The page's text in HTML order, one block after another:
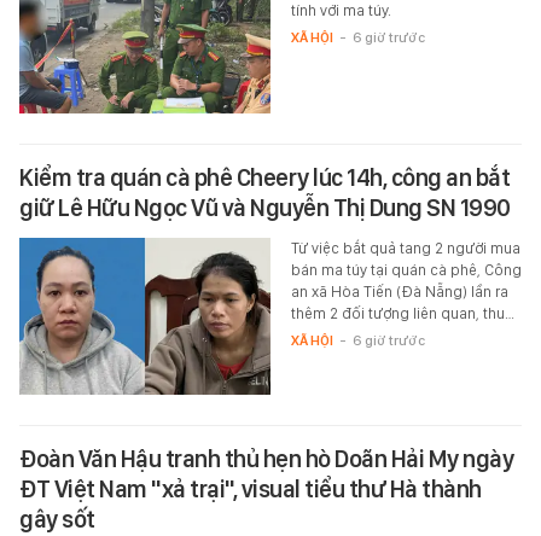
tính với ma túy.
XÃ HỘI - 6 giờ trước
Kiểm tra quán cà phê Cheery lúc 14h, công an bắt
giữ Lê Hữu Ngọc Vũ và Nguyễn Thị Dung SN 1990
Từ việc bắt quả tang 2 người mua
bán ma túy tại quán cà phê, Công
an xã Hòa Tiến (Đà Nẵng) lần ra
thêm 2 đối tượng liên quan, thu…
XÃ HỘI - 6 giờ trước
Đoàn Văn Hậu tranh thủ hẹn hò Doãn Hải My ngày
ĐT Việt Nam "xả trại", visual tiểu thư Hà thành
gây sốt